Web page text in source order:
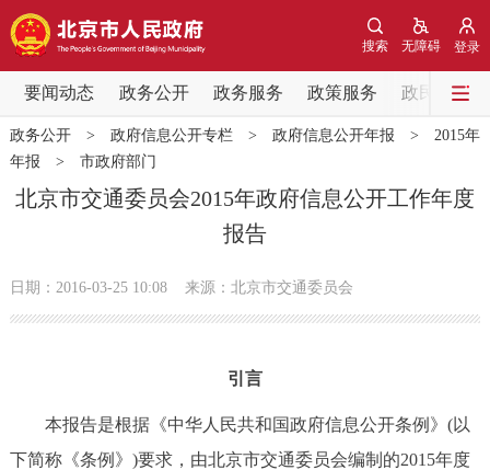
登录
无障碍
搜索
要闻动态 政务公开 政务服务 政策服务 政民互动
要闻动态
党中央精神 国务院信息 中央部委动态
北京要闻 会议信息 部门动态
机构职能
政策兑现 政策解读 回应关切
政务公开> 政府信息公开专栏> 政府信息公开年报 > 2015年
年报 > 市政府部门
北京市交通委员会2015年政府信息公开工作年度
报告
日期：2016-03-25 10:08 来源：北京市交通委员会
引言
本报告是根据《中华人民共和国政府信息公开条例》(以
下简称《条例》)要求，由北京市交通委员会编制的2015年度